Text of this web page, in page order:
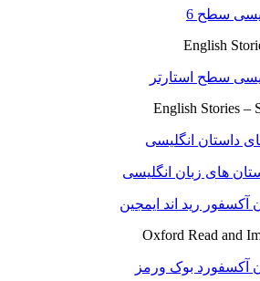
سطح 6
English
سطح استارتر
English Stories –
داستان انگلیسی
های زبان انگلیسی
آکسفور رید اند ایمجین
Oxford Read and
آکسفورد بوک ورمز